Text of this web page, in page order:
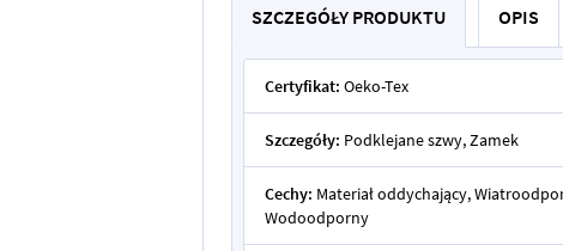
SZCZEGÓŁY PRODUKTU
Certyfikat: Oeko-Tex
Szczegóły: Podklejane szwy, Zamek
Cechy: Materiał oddychający,
Wodoodporny
OPIS